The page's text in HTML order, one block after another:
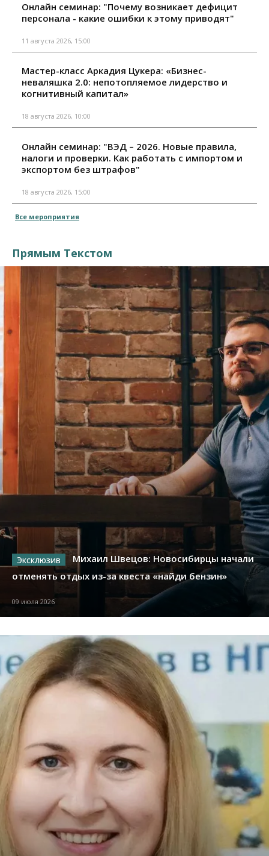
Онлайн семинар: "Почему возникает дефицит
персонала - какие ошибки к этому приводят"
11 августа 2026, 15:00
Мастер-класс Аркадия Цукера: «Бизнес-
неваляшка 2.0: непотопляемое лидерство и
когнитивный капитал»
18 августа 2026, 10:00
Онлайн семинар: "ВЭД – 2026. Новые правила,
налоги и проверки. Как работать с импортом и
экспортом без штрафов"
18 августа 2026, 15:00
Все мероприятия
Прямым Текстом
Михаил Швецов: Новосибирцы начали
отменять отдых из-за квеста «найди бензин»
09 июля 2026